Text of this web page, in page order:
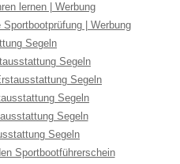
lernen | Werbung
| Werbung
Segeln
Segeln
Segeln
Segeln
Segeln
Segeln
Sportbootführerschein